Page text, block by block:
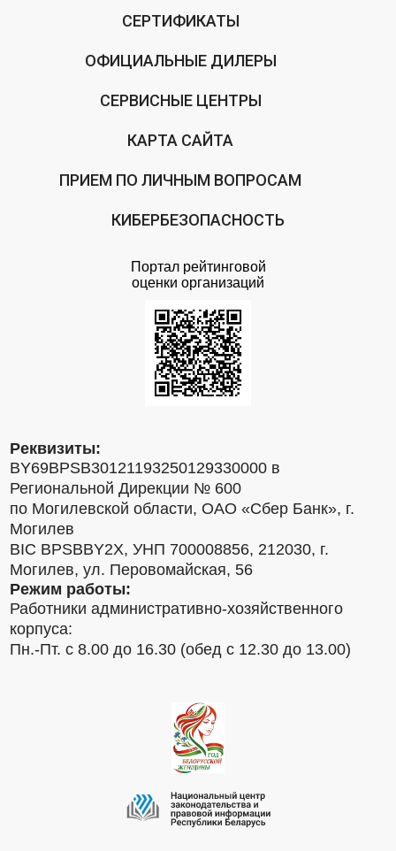
СЕРТИФИКАТЫ
ОФИЦИАЛЬНЫЕ ДИЛЕРЫ
СЕРВИСНЫЕ ЦЕНТРЫ
КАРТА САЙТА
ПРИЕМ ПО ЛИЧНЫМ ВОПРОСАМ
КИБЕРБЕЗОПАСНОСТЬ
Портал рейтинговой
оценки организаций
Реквизиты:
BY69BPSB30121193250129330000 в
Региональной Дирекции № 600
по Могилевской области, ОАО «Сбер Банк», г.
Могилев
BIC BPSBBY2X, УНП 700008856, 212030, г.
Могилев, ул. Перовомайская, 56
Режим работы:
Работники административно-хозяйственного
корпуса:
Пн.-Пт. с 8.00 до 16.30 (обед с 12.30 до 13.00)